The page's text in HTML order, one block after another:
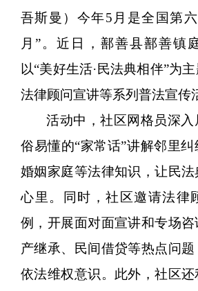
吾斯曼）今年5月是全国第
月”。近日，鄯善县鄯善镇
以“美好生活·民法典相伴”为
法律顾问宣讲等系列普法宣传
活动中，社区网格员深入
俗易懂的“家常话”讲解邻里纠
婚姻家庭等法律知识，让民
心里。同时，社区邀请法律
例，开展面对面宣讲和专场
产继承、民间借贷等热点问
依法维权意识。此外，社区